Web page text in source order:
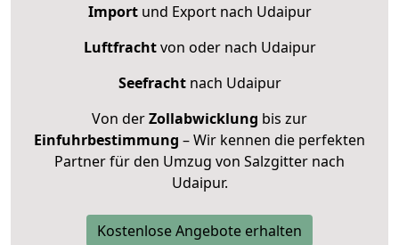
Importund Export nach Udaipur
Luftfrachtvon oder nach Udaipur
Seefrachtnach Udaipur
Von derZollabwicklung bis zur
Einfuhrbestimmung – Wir kennen die perfekten
Partner für den Umzug von Salzgitter nach
Udaipur.
Kostenlose Angebote erhalten